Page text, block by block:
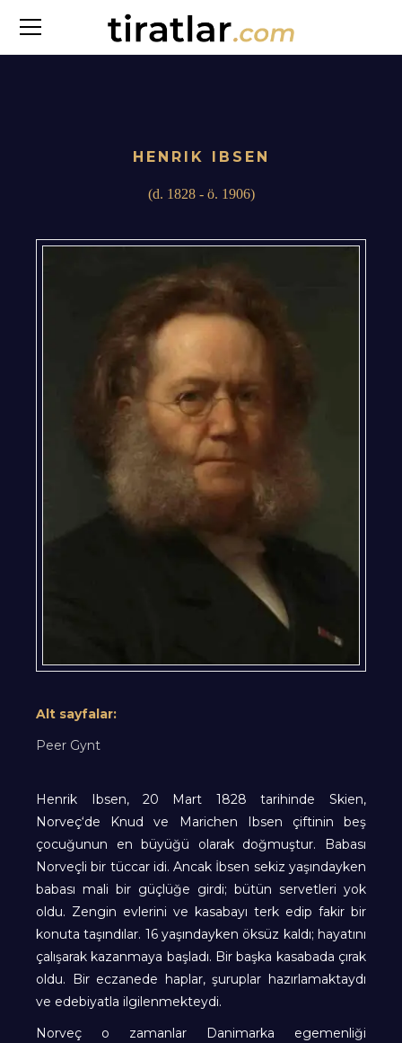
HENRIK IBSEN
(d. 1828 - ö. 1906)
Alt sayfalar:
Peer Gynt
Henrik Ibsen, 20 Mart 1828 tarihinde Skien,
Norveç‘de Knud ve Marichen Ibsen çiftinin beş
çocuğunun en büyüğü olarak doğmuştur. Babası
Norveçli bir tüccar idi. Ancak İbsen sekiz yaşındayken
babası mali bir güçlüğe girdi; bütün servetleri yok
oldu. Zengin evlerini ve kasabayı terk edip fakir bir
konuta taşındılar. 16 yaşındayken öksüz kaldı; hayatını
çalışarak kazanmaya başladı. Bir başka kasabada çırak
oldu. Bir eczanede haplar, şuruplar hazırlamaktaydı
ve edebiyatla ilgilenmekteydi.
Norveç o zamanlar Danimarka egemenliği